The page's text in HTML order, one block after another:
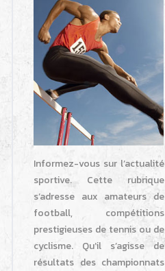
Informez-vous sur l’actualité
sportive. Cette rubrique
s’adresse aux amateurs de
football, compétitions
prestigieuses de tennis ou de
cyclisme. Qu’il s’agisse de
résultats des championnats